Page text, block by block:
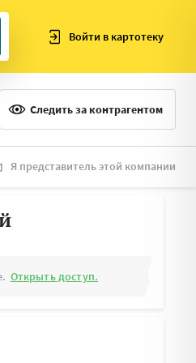
Войти в картотеку
Следить за контрагентом
Я представитель этой компании
Открыть доступ.